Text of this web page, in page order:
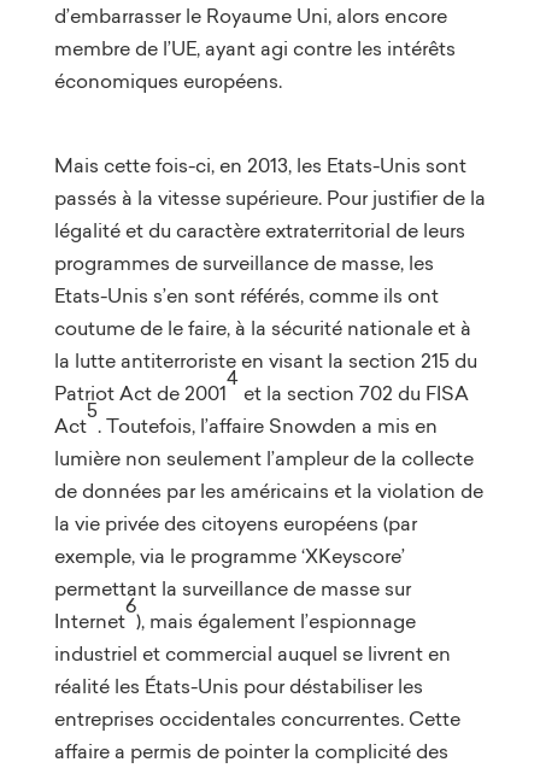
d’embarrasser le Royaume Uni, alors encore
membre de l’UE, ayant agi contre les intérêts
économiques européens.
Mais cette fois-ci, en 2013, les Etats-Unis sont
passés à la vitesse supérieure. Pour justifier de la
légalité et du caractère extraterritorial de leurs
programmes de surveillance de masse, les
Etats-Unis s’en sont référés, comme ils ont
coutume de le faire, à la sécurité nationale et à
la lutte antiterroriste en visant la section 215 du
Patriot Act de 2001
4
et la section 702 du FISA
Act
5
. Toutefois, l’affaire Snowden a mis en
lumière non seulement l’ampleur de la collecte
de données par les américains et la violation de
la vie privée des citoyens européens (par
exemple, via le programme ‘XKeyscore’
permettant la surveillance de masse sur
Internet
6
), mais également l’espionnage
industriel et commercial auquel se livrent en
réalité les États-Unis pour déstabiliser les
entreprises occidentales concurrentes. Cette
affaire a permis de pointer la complicité des